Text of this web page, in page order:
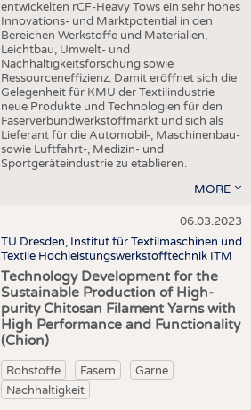
entwickelten rCF-Heavy Tows ein sehr hohes
Innovations- und Marktpotential in den
Bereichen Werkstoffe und Materialien,
Leichtbau, Umwelt- und
Nachhaltigkeitsforschung sowie
Ressourceneffizienz. Damit eröffnet sich die
Gelegenheit für KMU der Textilindustrie
neue Produkte und Technologien für den
Faserverbundwerkstoffmarkt und sich als
Lieferant für die Automobil-, Maschinenbau-
sowie Luftfahrt-, Medizin- und
Sportgeräteindustrie zu etablieren.
MORE
06.03.2023
TU Dresden, Institut für Textilmaschinen und
Textile Hochleistungswerkstofftechnik ITM
Technology Development for the
Sustainable Production of High-
purity Chitosan Filament Yarns with
High Performance and Functionality
(Chion)
Rohstoffe Fasern
Garne
Nachhaltigkeit